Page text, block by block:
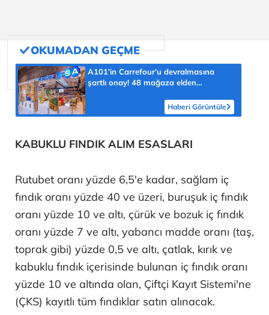
A101’in Carrefour’u devralmasına
şartlı onay! 48 mağaza elden
Haberi Görüntüle
KABUKLU FINDIK ALIM ESASLARI
Rutubet oranı yüzde 6,5'e kadar, sağlam iç
fındık oranı yüzde 40 ve üzeri, buruşuk iç fındık
oranı yüzde 10 ve altı, çürük ve bozuk iç fındık
oranı yüzde 7 ve altı, yabancı madde oranı (taş,
toprak gibi) yüzde 0,5 ve altı, çatlak, kırık ve
kabuklu fındık içerisinde bulunan iç fındık oranı
yüzde 10 ve altında olan, Çiftçi Kayıt Sistemi'ne
(ÇKS) kayıtlı tüm fındıklar satın alınacak.